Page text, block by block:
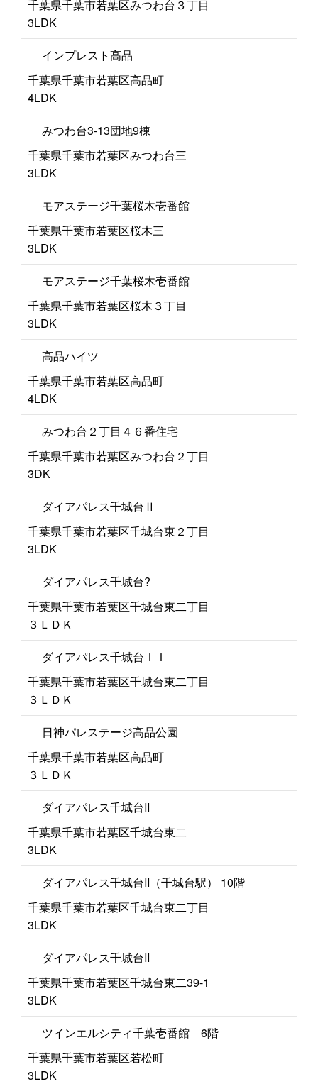
千葉県千葉市若葉区みつわ台３丁目
3LDK
インプレスト高品
千葉県千葉市若葉区高品町
4LDK
みつわ台3-13団地9棟
千葉県千葉市若葉区みつわ台三
3LDK
モアステージ千葉桜木壱番館
千葉県千葉市若葉区桜木三
3LDK
モアステージ千葉桜木壱番館
千葉県千葉市若葉区桜木３丁目
3LDK
高品ハイツ
千葉県千葉市若葉区高品町
4LDK
みつわ台２丁目４６番住宅
千葉県千葉市若葉区みつわ台２丁目
3DK
ダイアパレス千城台Ⅱ
千葉県千葉市若葉区千城台東２丁目
3LDK
ダイアパレス千城台?
千葉県千葉市若葉区千城台東二丁目
３ＬＤＫ
ダイアパレス千城台ＩＩ
千葉県千葉市若葉区千城台東二丁目
３ＬＤＫ
日神パレステージ高品公園
千葉県千葉市若葉区高品町
３ＬＤＫ
ダイアパレス千城台II
千葉県千葉市若葉区千城台東二
3LDK
ダイアパレス千城台II（千城台駅） 10階
千葉県千葉市若葉区千城台東二丁目
3LDK
ダイアパレス千城台II
千葉県千葉市若葉区千城台東二39-1
3LDK
ツインエルシティ千葉壱番館 6階
千葉県千葉市若葉区若松町
3LDK